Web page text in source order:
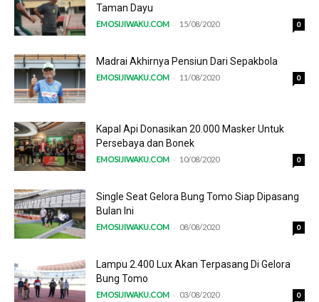
Taman Dayu
EMOSIJIWAKU.COM - 15/08/2020 0
Madrai Akhirnya Pensiun Dari Sepakbola
EMOSIJIWAKU.COM - 11/08/2020 0
Kapal Api Donasikan 20.000 Masker Untuk
Persebaya dan Bonek
EMOSIJIWAKU.COM - 10/08/2020 0
Single Seat Gelora Bung Tomo Siap Dipasang
Bulan Ini
EMOSIJIWAKU.COM - 08/08/2020 0
Lampu 2.400 Lux Akan Terpasang Di Gelora
Bung Tomo
EMOSIJIWAKU.COM - 03/08/2020 0